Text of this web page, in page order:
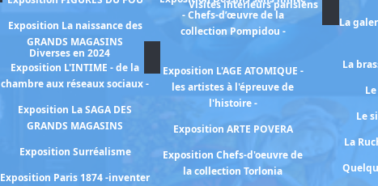
Exposition La naissance des
GRANDS MAGASINS
Exposition L'INTIME - de la
chambre aux réseaux sociaux -
Exposition La SAGA DES
GRANDS MAGASINS
Exposition Surréalisme
Exposition Paris 1874 -inventer
- Chefs-d’œuvre de la
collection Pompidou -
Diverses en 2024
Exposition L'AGE ATOMIQUE -
les artistes à l'épreuve de
l'histoire -
Exposition ARTE POVERA
Exposition Chefs-d'oeuvre de
la collection Torlonia
Visites intérieurs parisiens
La
La
Le
La